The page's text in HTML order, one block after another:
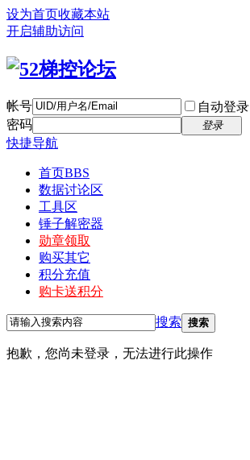
设为首页收藏本站
开启辅助访问
帐号 自动登录
密码
登录
快捷导航
首页BBS
数据讨论区
工具区
锤子解密器
勋章领取
购买其它
积分充值
购卡送积分
搜索 搜索
抱歉，您尚未登录，无法进行此操作